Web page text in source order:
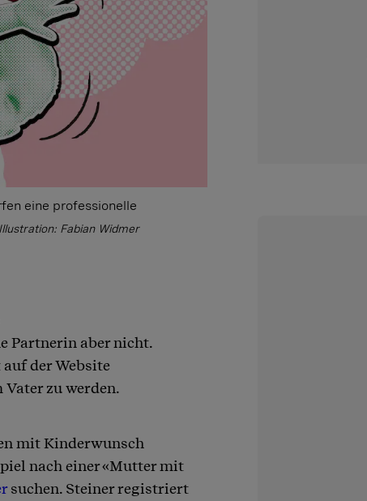
eine professionelle
Fabian Widmer
Partnerin aber nicht.
der Website
zu werden.
mit Kinderwunsch
nach einer «Mutter mit
suchen. Steiner registriert